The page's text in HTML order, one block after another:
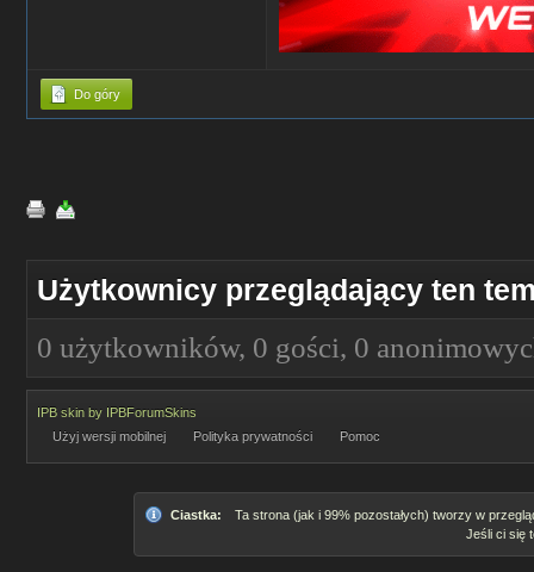
Do góry
Użytkownicy przeglądający ten
0 użytkowników, 0 gości, 0
IPB skin by IPBForumSkins
Użyj wersji mobilnej
Polityka prywatności Pomoc
Ciastka:
Ta strona (jak i 99% pozostałych) tworzy w
Jeśli ci się